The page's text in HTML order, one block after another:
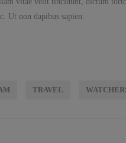
Ut non dapibus sapien.
TRAVEL